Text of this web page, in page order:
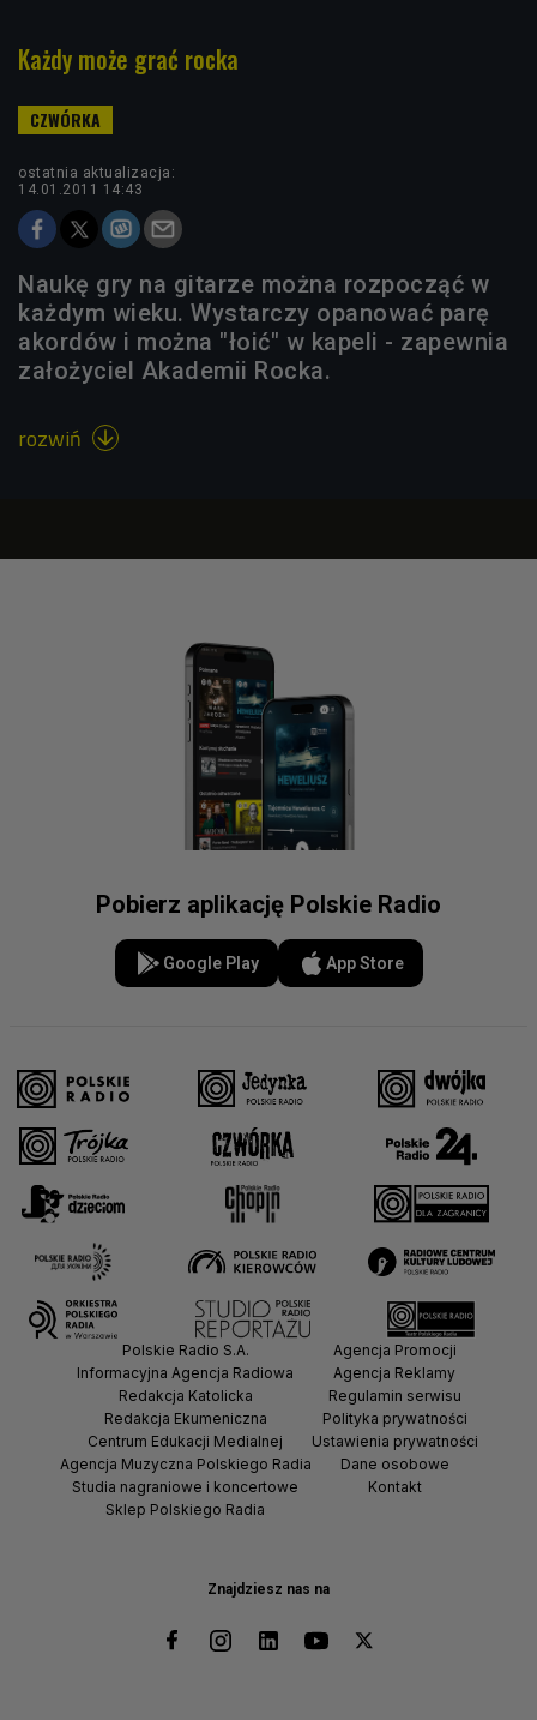
Każdy może grać rocka
ostatnia aktualizacja:
14.01.2011 14:43
Naukę gry na gitarze można rozpocząć w
każdym wieku. Wystarczy opanować parę
akordów i można "łoić" w kapeli - zapewnia
założyciel Akademii Rocka.
rozwiń 
Pobierz aplikację Polskie Radio
Google Play App Store
Znajdziesz nas na
Polskie Radio S.A.
Informacyjna Agencja Radiowa
Redakcja Katolicka
Redakcja Ekumeniczna
Centrum Edukacji Medialnej
Agencja Muzyczna Polskiego Radia
Studia nagraniowe i koncertowe
Sklep Polskiego Radia
Agencja Promocji
Agencja Reklamy
Regulamin serwisu
Polityka prywatności
Ustawienia prywatności
Dane osobowe
Kontakt